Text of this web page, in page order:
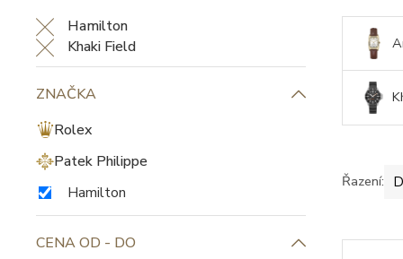
Hamilton
Khaki Field
CENA OD - DO
ZNAČKA
Rolex
Patek Philippe
Hamilton
Řazení: